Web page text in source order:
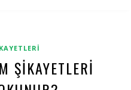
ŞIKAYETLERI